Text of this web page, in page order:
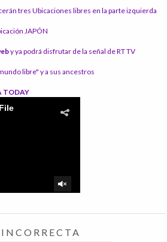
tres Ubicaciones libres en la parte izquierda
JAPÓN
y ya podrá disfrutar de la señal de RT TV
libre" y a sus ancestros
TODAY